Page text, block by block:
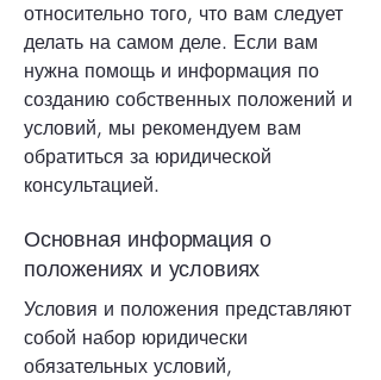
относительно того, что вам следует
делать на самом деле. Если вам
нужна помощь и информация по
созданию собственных положений и
условий, мы рекомендуем вам
обратиться за юридической
консультацией.
Основная информация о
положениях и условиях
Условия и положения представляют
собой набор юридически
обязательных условий,